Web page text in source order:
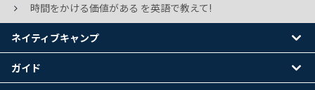
時間をかける価値がある を英語で教えて!
ネイティブキャンプ
ガイド